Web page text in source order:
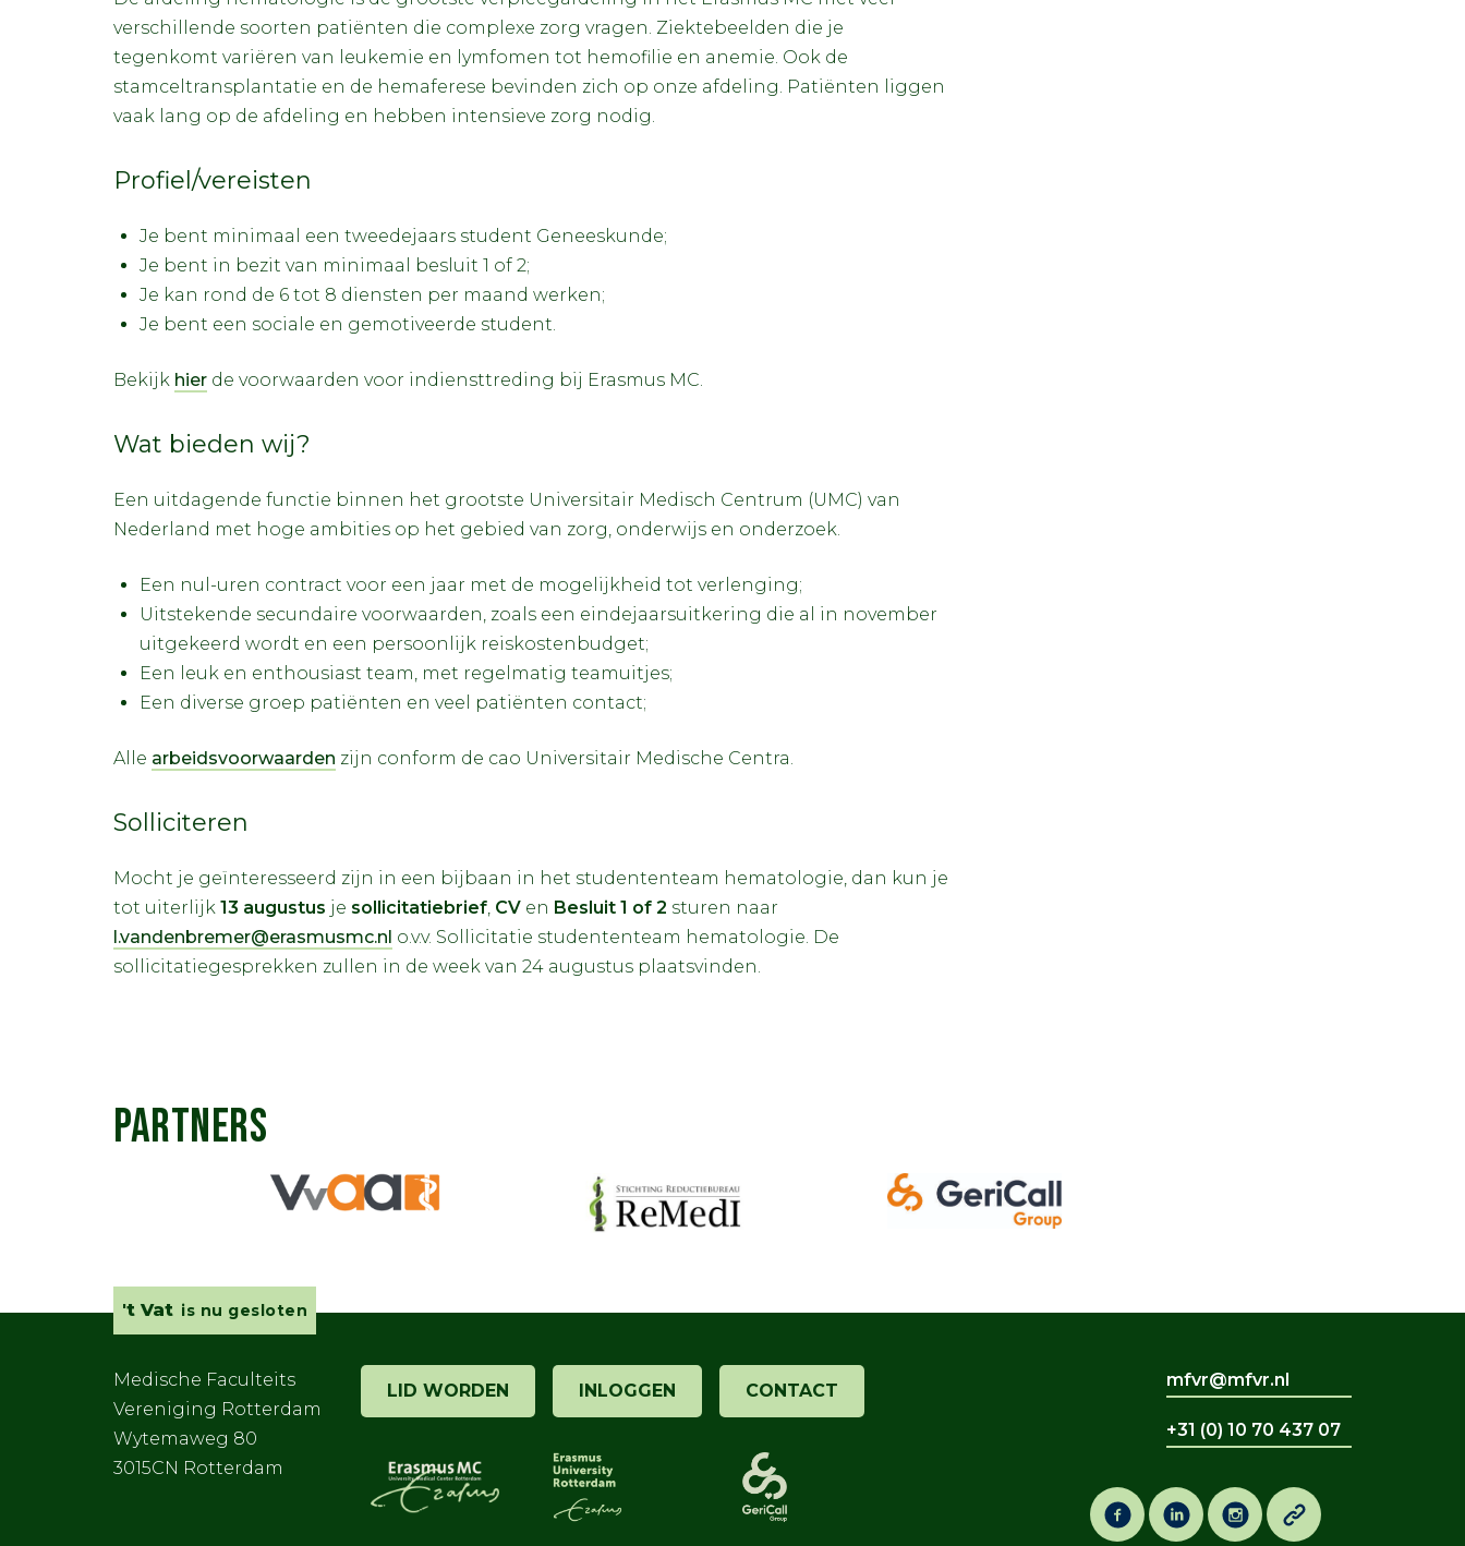
verschillende soorten patiënten die complexe zorg vragen. Ziektebeelden die je
tegenkomt variëren van leukemie en lymfomen tot hemofilie en anemie. Ook de
stamceltransplantatie en de hemaferese bevinden zich op onze afdeling. Patiënten liggen
vaak lang op de afdeling en hebben intensieve zorg nodig.
Profiel/vereisten
Je bent minimaal een tweedejaars student Geneeskunde;
Je bent in bezit van minimaal besluit 1 of 2;
Je kan rond de 6 tot 8 diensten per maand werken;
Je bent een sociale en gemotiveerde student.
Bekijk hier de voorwaarden voor indiensttreding bij Erasmus MC.
Wat bieden wij?
Een uitdagende functie binnen het grootste Universitair Medisch Centrum (UMC) van
Nederland met hoge ambities op het gebied van zorg, onderwijs en onderzoek.
Een nul-uren contract voor een jaar met de mogelijkheid tot verlenging;
Uitstekende secundaire voorwaarden, zoals een eindejaarsuitkering die al in november
uitgekeerd wordt en een persoonlijk reiskostenbudget;
Een leuk en enthousiast team, met regelmatig teamuitjes;
Een diverse groep patiënten en veel patiënten contact;
Alle arbeidsvoorwaarden zijn conform de cao Universitair Medische Centra.
Solliciteren
Mocht je geïnteresseerd zijn in een bijbaan in het studententeam hematologie, dan kun je
tot uiterlijk 13 augustus je sollicitatiebrief, CV en Besluit 1 of 2 sturen naar
l.vandenbremer@erasmusmc.nl o.v.v. Sollicitatie studententeam hematologie. De
sollicitatiegesprekken zullen in de week van 24 augustus plaatsvinden.
PARTNERS
't Vat is nu gesloten
Medische Faculteits
Vereniging Rotterdam
Wytemaweg 80
3015CN Rotterdam
LID WORDEN INLOGGEN CONTACT
mfvr@mfvr.nl
+31 (0) 10 70 437 07